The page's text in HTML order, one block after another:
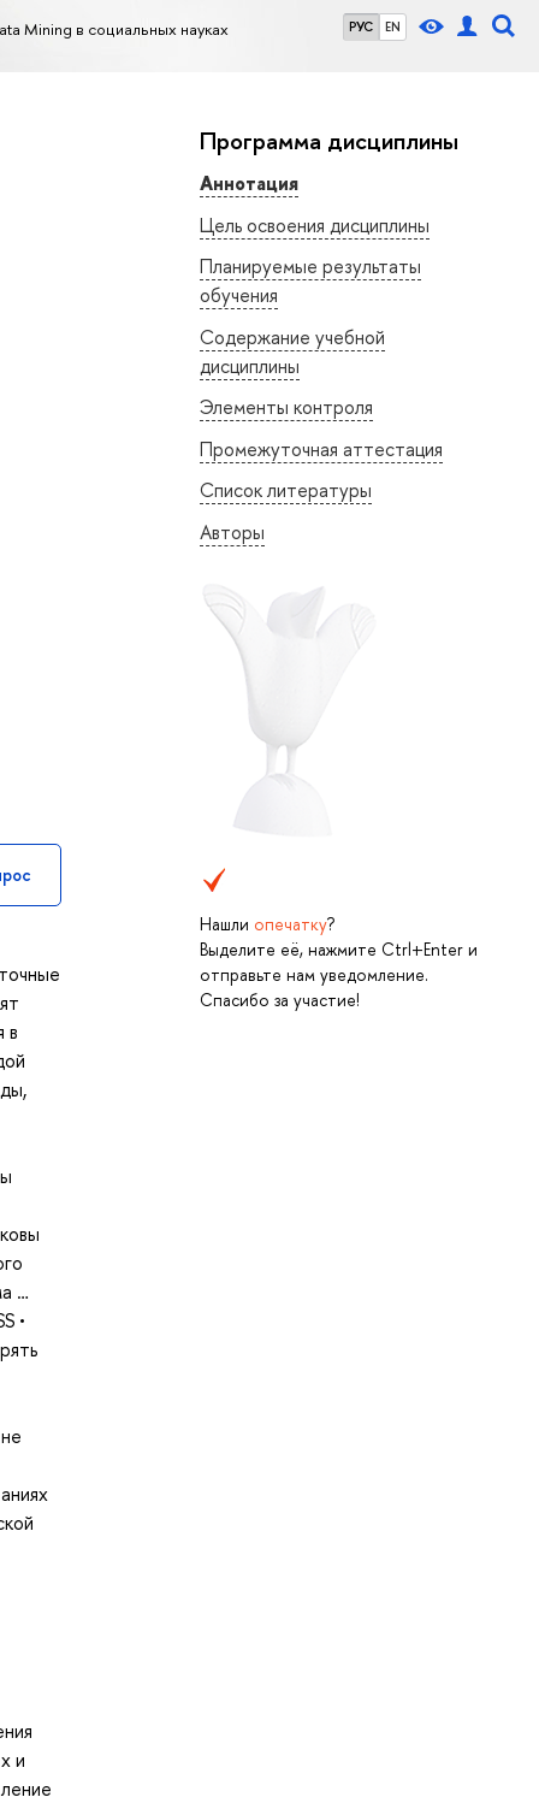
РУС EN
Mining в социальных науках
Программа дисциплины
Аннотация
Цель освоения дисциплины
Планируемые результаты
обучения
Содержание учебной
дисциплины
Элементы контроля
Промежуточная аттестация
Список литературы
Авторы
Нашли опечатку?
Выделите её, нажмите Ctrl+Enter и
отправьте нам уведомление.
Спасибо за участие!
в
…
•
и